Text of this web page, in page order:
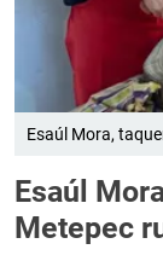
Esaúl Mora,
Esaúl
Metepec